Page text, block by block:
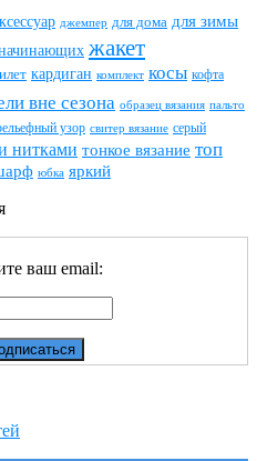
джемпер для дома для зимы
жакет
кардиган комплект косы кофта
вне сезона образец вязания пальто
узор свитер вязание серый
нитками тонкое вязание топ
юбка яркий
ваш email: